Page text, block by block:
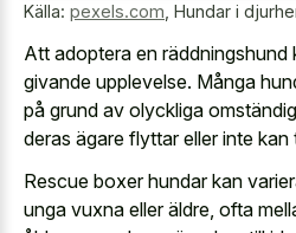
Källa: pexels.com Hundar i
Att adoptera en räddningshund
givande upplevelse. Många
på grund av olyckliga
deras ägare flyttar eller inte kan
Rescue boxer hundar kan
unga vuxna eller äldre, ofta